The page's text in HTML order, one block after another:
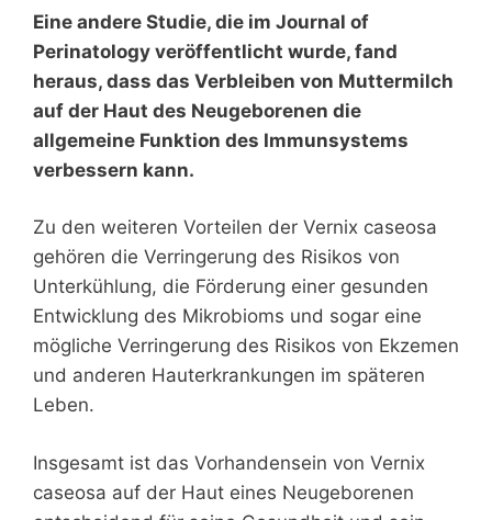
Eine andere Studie, die im Journal of
Perinatology veröffentlicht wurde, fand
heraus, dass das Verbleiben von Muttermilch
auf der Haut des Neugeborenen die
allgemeine Funktion des Immunsystems
verbessern kann.
Zu den weiteren Vorteilen der Vernix caseosa
gehören die Verringerung des Risikos von
Unterkühlung, die Förderung einer gesunden
Entwicklung des Mikrobioms und sogar eine
mögliche Verringerung des Risikos von Ekzemen
und anderen Hauterkrankungen im späteren
Leben.
Insgesamt ist das Vorhandensein von Vernix
caseosa auf der Haut eines Neugeborenen